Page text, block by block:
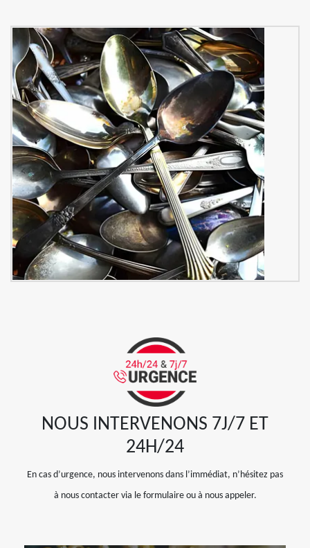
NOUS INTERVENONS 7J/7 ET
24H/24
En cas d’urgence, nous intervenons dans l’immédiat, n’hésitez pas
à nous contacter via le formulaire ou à nous appeler.